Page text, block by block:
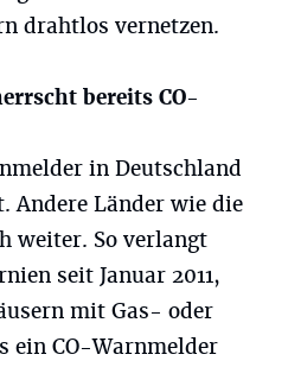
drahtlos vernetzen.
bereits CO-
in Deutschland
Andere Länder wie die
weiter. So verlangt
seit Januar 2011,
mit Gas- oder
ein CO-Warnmelder